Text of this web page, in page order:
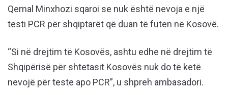
Qemal Minxhozi sqaroi se nuk është nevoja e një
testi PCR për shqiptarët që duan të futen në Kosovë.
“Si në drejtim të Kosovës, ashtu edhe në drejtim të
Shqipërisë për shtetasit Kosovës nuk do të ketë
nevojë për teste apo PCR”, u shpreh ambasadori.